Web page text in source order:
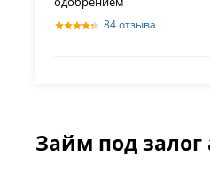
84 отзыва
Займ под залог